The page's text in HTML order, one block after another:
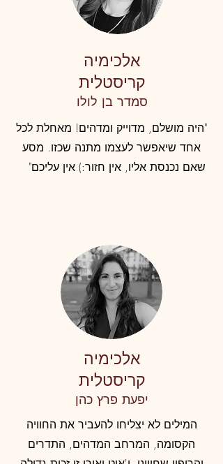
אלכימיה
קריסטלית
סמדר בן לולו
"היה מושלם, מדוייק ומדהים! מאחלת לכל
אחד שיאפשר לעצמו מתנה שכזו. מסע
שאם נכנסת אליו, אין חזור:) אין עליכם"
אלכימיה
קריסטלית
יפעת פרץ כהן
המילים לא יצליחו להעביר את החוויה
הקסומה, המרחב המדהים, התדרים